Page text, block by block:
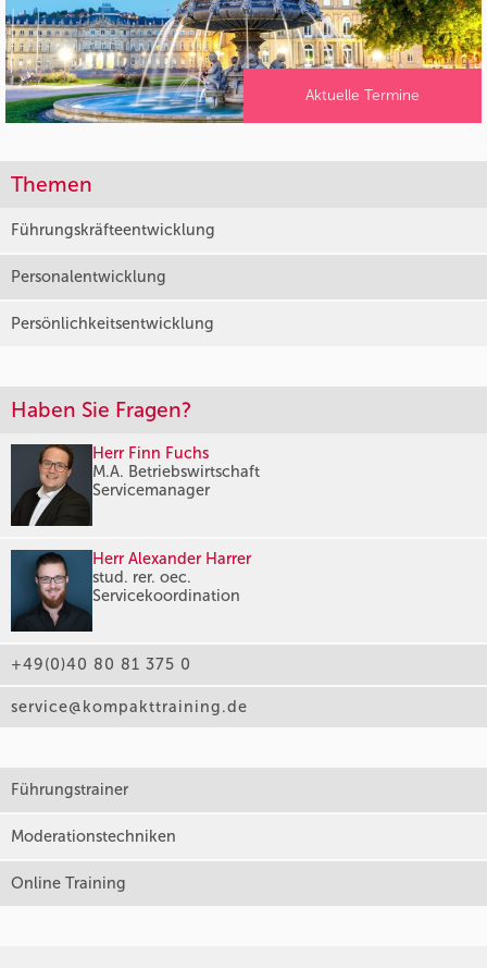
Aktuelle Termine
Themen
Führungskräfteentwicklung
Personalentwicklung
Persönlichkeitsentwicklung
Haben Sie Fragen?
Herr Finn Fuchs
M.A. Betriebswirtschaft
Servicemanager
Herr Alexander Harrer
stud. rer. oec.
Servicekoordination
+49(0)40 80 81 375 0
service@kompakttraining.de
Führungstrainer
Moderationstechniken
Online Training